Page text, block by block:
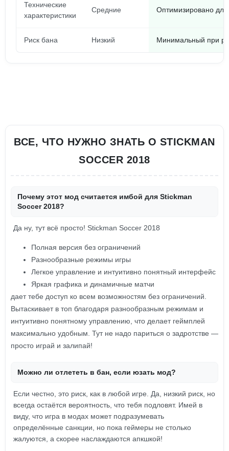
Технические
характеристики
Средние Оптимизировано
Риск бана Низкий Минимальный при
ВСЕ, ЧТО НУЖНО ЗНАТЬ О STICKMAN
SOCCER 2018
Почему этот мод считается имбой для Stickman
Soccer 2018?
Да ну, тут всё просто! Stickman Soccer 2018
Полная версия без ограничений
Разнообразные режимы игры
Легкое управление и интуитивно понятный интерфейс
Яркая графика и динамичные матчи
дает тебе доступ ко всем возможностям без ограничений.
Вытаскивает в топ благодаря разнообразным режимам и
интуитивно понятному управлению, что делает геймплей
максимально удобным. Тут не надо париться о задротстве —
просто играй и залипай!
Можно ли отлететь в бан, если юзать мод?
Если честно, это риск, как в любой игре. Да, низкий риск, но
всегда остаётся вероятность, что тебя подловят. Имей в
виду, что игра в модах может подразумевать
определённые санкции, но пока геймеры не столько
жалуются, а скорее наслаждаются апкшкой!